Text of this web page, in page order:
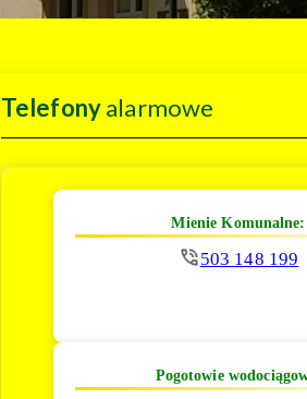
Telefonyalarmowe
Mienie Komunalne:
503 148 199
Pogotowie